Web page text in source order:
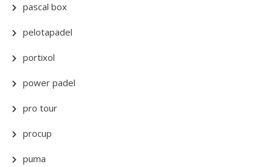
pascal box
pelotapadel
portixol
power padel
pro tour
procup
puma